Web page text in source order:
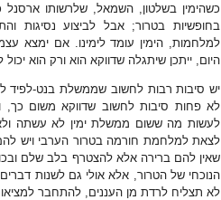
כשהימין בשלטון, השמאל, שלרשותו
בחופשיות בטרור; אבל לביצוע נסיגות
למלחמות, הימין עומד לימינו. אם ימצא
היום, ייתכן שיתגלה שדווקא הוא ורק הוא
יש סיבות רבות לחשוב שממשלת בנט-לפיד
לא פחות סיבות לחשוב שדווקא משום כך,
לעשות מה ששום ממשלת ימין לא עשתה
לצאת למלחמת חורמה בטרור הערבי ויש
שאין להם ברירה אלא להצטרף בלב שלם
הנוכחי של הטרור, אלא אולי גם לשנות
לא תצליח לרדת מן העננים, להתחבר